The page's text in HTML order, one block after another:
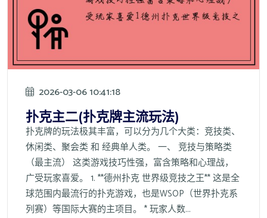
2026-03-06 10:41:18
扑克主二(扑克牌主流玩法)
扑克牌的玩法极其丰富，可以分为几个大类：竞技类、
休闲类、聚会类 和 经典单人类。 一、 竞技与策略类
（最主流） 这类游戏技巧性强，富含策略和心理战，
广受玩家喜爱。 1. **德州扑克 世界级竞技之王** 这是全
球范围内最流行的扑克游戏，也是WSOP（世界扑克系
列赛）等国际大赛的主项目。 * 玩家人数...